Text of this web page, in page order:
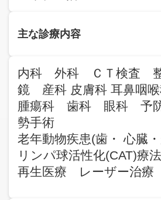
主な診療内容
内科 外科 ＣＴ検査
鏡 産科 皮膚科 耳鼻咽
腫瘍科 歯科 眼科 予
勢手術
老年動物疾患(歯・ 心臓
リンパ球活性化(CAT)療法
再生医療 レーザー治